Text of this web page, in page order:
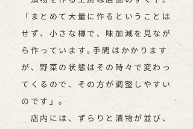
「まとめて大量に作るということは
せず、小さな樽で、味加減を見なが
ら作っています｡手間はかかります
が、野菜の状態はその時々で変わっ
てくるので、その方が調整しやすい
のです」。
店内には、ずらりと漬物が並び、